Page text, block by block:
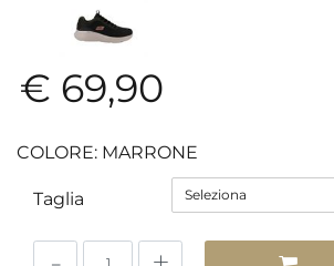
€ 69,90
COLORE: MARRONE
Taglia Seleziona